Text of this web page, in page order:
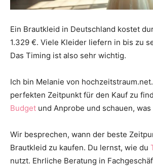
das
Thema
Hochzeit
Ein Brautkleid in Deutschland kostet
1.329 €. Viele Kleider liefern in bis zu
Das Timing ist also sehr wichtig.
Ich bin Melanie von
perfekten Zeitpunkt für den Kauf zu
Budget und Anprobe und schauen,
Wir besprechen, wann der beste
Brautkleid zu kaufen. Du lernst, wie du
nutzt. Ehrliche Beratung in